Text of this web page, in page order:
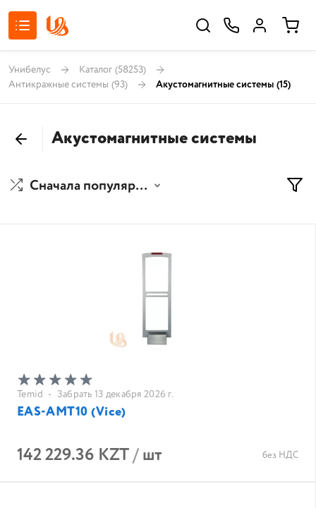
Унибелус Каталог (58253)
Антикражные системы (93) Акустомагнитные системы (15)
Акустомагнитные системы
Сначала популярные
Temid • Забрать 13 декабря 2026 г.
EAS-AMT10 (Vice)
142 229.36 KZT/шт без НДС